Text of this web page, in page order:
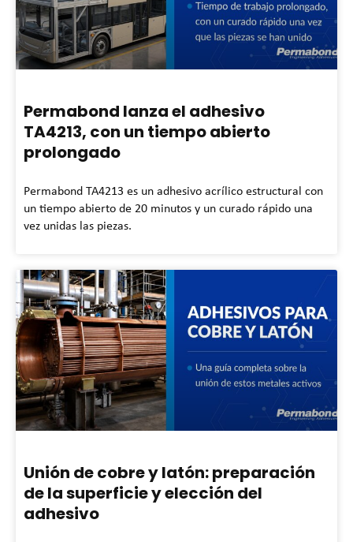
Permabond lanza el adhesivo
TA4213, con un tiempo abierto
prolongado
Permabond TA4213 es un adhesivo acrílico estructural con
un tiempo abierto de 20 minutos y un curado rápido una
vez unidas las piezas.
Unión de cobre y latón: preparación
de la superficie y elección del
adhesivo